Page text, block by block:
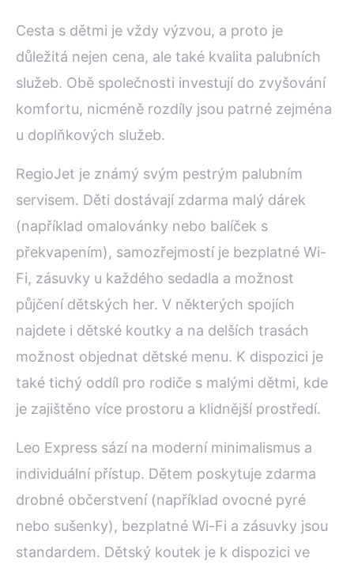
Cesta s dětmi je vždy výzvou, a proto je
důležitá nejen cena, ale také kvalita palubních
služeb. Obě společnosti investují do zvyšování
komfortu, nicméně rozdíly jsou patrné zejména
u doplňkových služeb.
RegioJet je známý svým pestrým palubním
servisem. Děti dostávají zdarma malý dárek
(například omalovánky nebo balíček s
překvapením), samozřejmostí je bezplatné Wi-
Fi, zásuvky u každého sedadla a možnost
půjčení dětských her. V některých spojích
najdete i dětské koutky a na delších trasách
možnost objednat dětské menu. K dispozici je
také tichý oddíl pro rodiče s malými dětmi, kde
je zajištěno více prostoru a klidnější prostředí.
Leo Express sází na moderní minimalismus a
individuální přístup. Dětem poskytuje zdarma
drobné občerstvení (například ovocné pyré
nebo sušenky), bezplatné Wi-Fi a zásuvky jsou
standardem. Dětský koutek je k dispozici ve